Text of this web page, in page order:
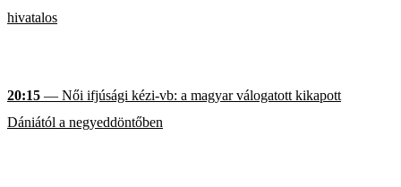
hivatalos
20:15 — Női ifjúsági kézi-vb: a magyar válogatott kikapott
Dániától a negyeddöntőben